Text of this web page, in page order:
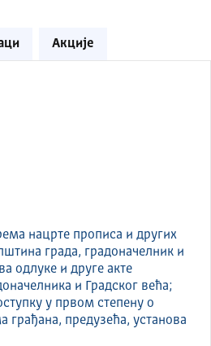
Акције
нацрте прописа и других
града, градоначелник и
одлуке и друге акте
и Градског већа;
у првом степену о
предузећа, установа